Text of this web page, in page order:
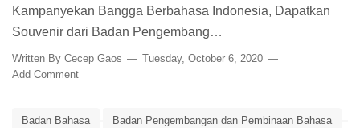
Kampanyekan Bangga Berbahasa Indonesia, Dapatkan
Souvenir dari Badan Pengembang…
Written By Cecep Gaos
Tuesday, October 6, 2020
Add Comment
Badan Bahasa Badan Pengembangan dan Pembinaan Bahasa